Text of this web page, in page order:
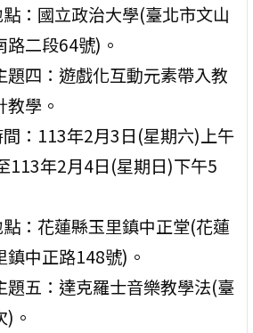
：國立政治大學(臺北市文山
路二段64號)。
題四：遊戲化互動元素帶入教
教學。
：113年2月3日(星期六)上午
113年2月4日(星期日)下午5
：花蓮縣玉里鎮中正堂(花蓮
鎮中正路148號)。
題五：達克羅士音樂教學法(臺
)。